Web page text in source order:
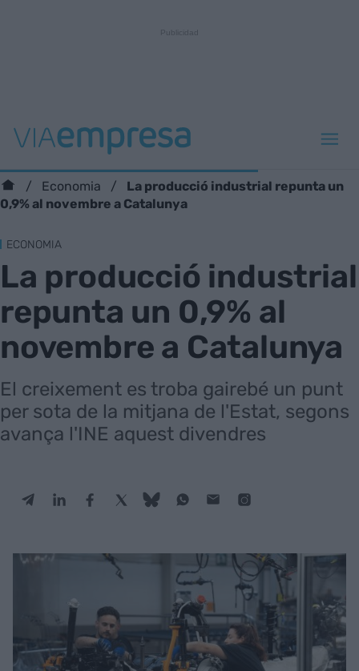
Economia
La producció industrial repunta un
0,9% al novembre a Catalunya
ECONOMIA
La producció industrial
repunta un 0,9% al
novembre a Catalunya
El creixement es troba gairebé un punt
per sota de la mitjana de l'Estat, segons
avança l'INE aquest divendres